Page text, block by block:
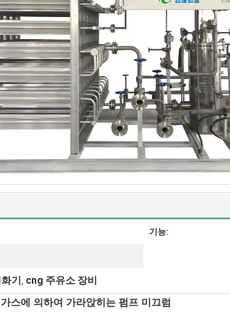
기능:
기 , cng 주유소 장비
스에 의하여 가라앉히는 펌프 미끄럼